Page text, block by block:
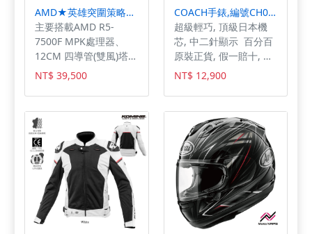
像、清除相片背景物件
等，同時也能搭配 Siri
實現更聰明智慧的助理
應用，提供視覺智慧操
作，方便用戶搜尋、提
問等用途。Apple
Intelligence 即將支援
繁體中文，而 OpenAI
出品的 ChatGPT 也已
整合至 Siri 內。 4,800
萬畫素雙融合相機系統
Apple iPhone 17 後置
4,800 萬畫素主鏡頭 +
4,800 萬畫素超廣角鏡
頭，主鏡頭可提供 2 倍
光學品質望遠功能，支
AMD★英雄突圍策略機★
主要搭載AMD R5-
7500F MPK處理器、
12CM 四導管(雙風)塔
扇、16GB記憶體、
500GB M.2固態硬碟、
RTX5050/8G獨立顯示
卡 ~另有多款電腦機殼
可以選擇~
NT$ 39,500
COACH手錶,編號CH00210,28mm金色圓形精鋼錶殼,金色簡約, 中二針顯示錶面,咖啡色真皮皮革錶帶款
超級輕巧, 頂級日本機
芯, 中二針顯示 百分百
原裝正貨, 假一賠十, 實
體通路商，售後有保障,
星晴錶業推出的COACH
蔻馳CH00210女錶，採
用28mm金色精鋼圓形
錶殼，彰顯高貴典雅。
NT$ 12,900